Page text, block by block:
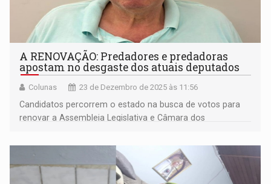
A RENOVAÇÃO: Predadores e predadoras
apostam no desgaste dos atuais deputados
Colunas 23 de Dezembro de 2025 às 11:56
Candidatos percorrem o estado na busca de votos para
renovar a Assembleia Legislativa e Câmara dos